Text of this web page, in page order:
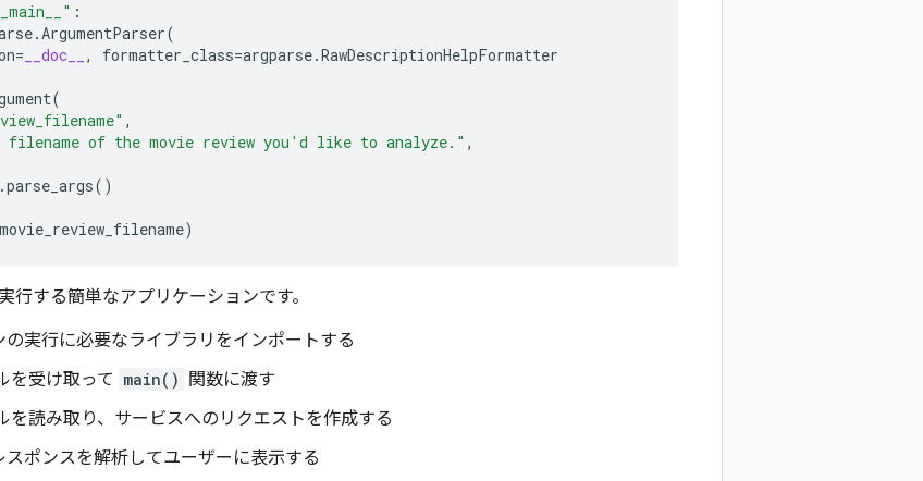
:
.ArgumentParser(
= __doc__ , formatter_class=argparse.RawDescriptionHelpFormatter
(
,
filename of the movie review you'd like to analyze." ,
.parse_args()
movie_review_filename)
行する簡単なアプリケーションです。
の実行に必要なライブラリをインポートする
を受け取って main() 関数に渡す
を読み取り、サービスへのリクエストを作成する
スポンスを解析してユーザーに表示する